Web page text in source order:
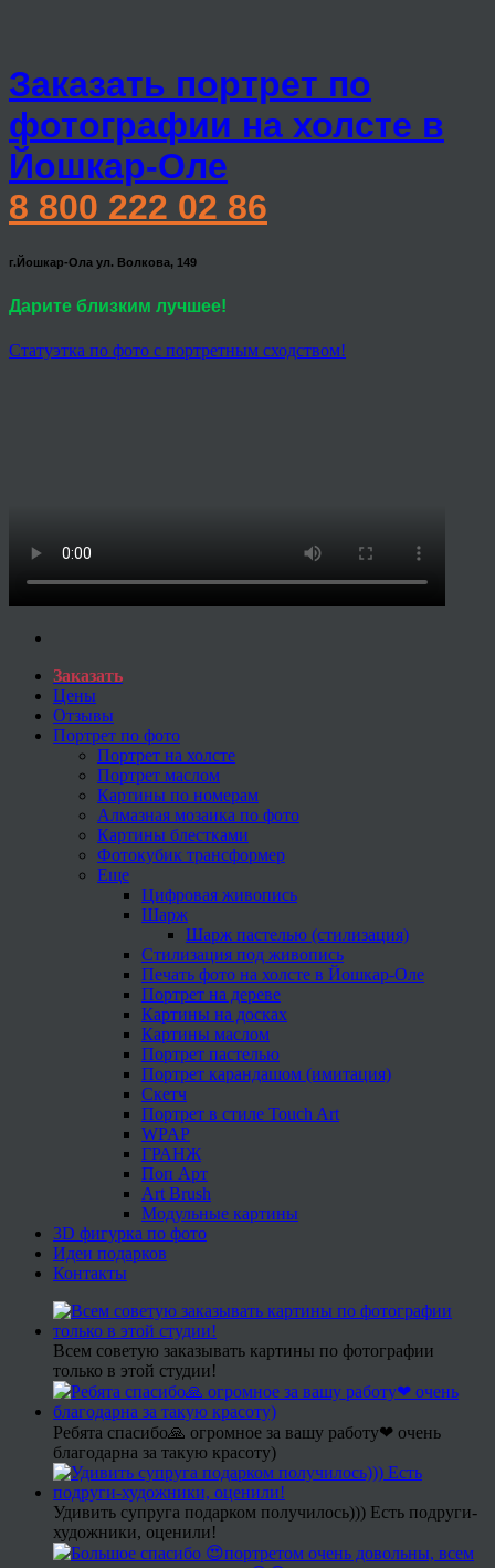
Заказать портрет по
фотографии на холсте в
Йошкар-Оле
8 800 222 02 86
г.Йошкар-Ола ул. Волкова, 149
Дарите близким лучшее!
Статуэтка по фото с портретным сходством!
Заказать
Цены
Отзывы
Портрет по фото
Портрет на холсте
Портрет маслом
Картины по номерам
Алмазная мозаика по фото
Картины блестками
Фотокубик трансформер
Еще
Цифровая живопись
Шарж
Шарж пастелью (стилизация)
Стилизация под живопись
Печать фото на холсте в Йошкар-Оле
Портрет на дереве
Картины на досках
Картины маслом
Портрет пастелью
Портрет карандашом (имитация)
Скетч
Портрет в стиле Touch Art
WPAP
ГРАНЖ
Поп Арт
Art Brush
Модульные картины
3D фигурка по фото
Идеи подарков
Контакты
Всем советую заказывать картины по фотографии
только в этой студии!
Ребята спасибо🙏 огромное за вашу работу❤ очень
благодарна за такую красоту)
Удивить супруга подарком получилось))) Есть подруги-
художники, оценили!